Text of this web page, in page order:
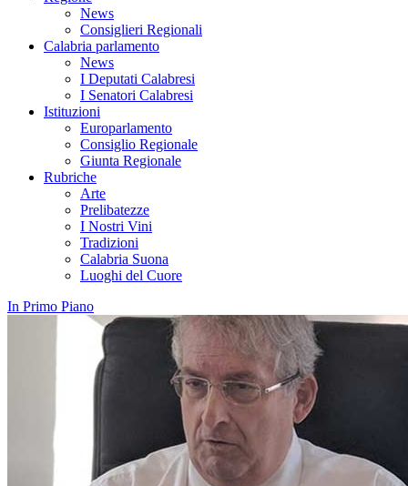
News
Consiglieri Regionali
Calabria parlamento
News
I Deputati Calabresi
I Senatori Calabresi
Istituzioni
Europarlamento
Consiglio Regionale
Giunta Regionale
Rubriche
Arte
Prelibatezze
I Nostri Vini
Tradizioni
Calabria Suona
Luoghi del Cuore
In Primo Piano